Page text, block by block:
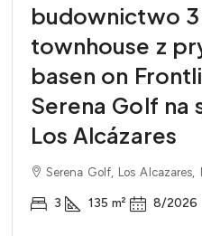
budownictwo 3
townhouse z
basen on
Serena Golf na
Los Alcázares
Serena Golf, Los Alcazares,
3 135 m² 8/2026